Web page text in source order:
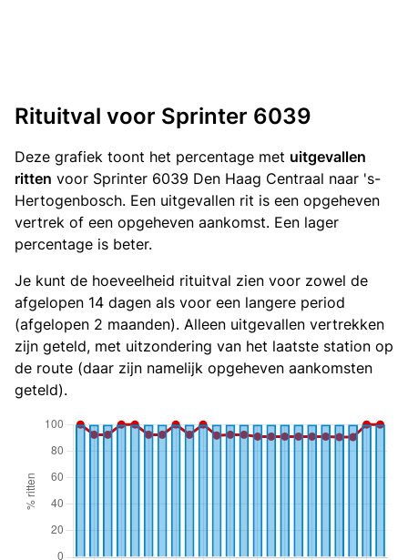
Rituitval voor Sprinter 6039
Deze grafiek toont het percentage met uitgevallen
ritten voor Sprinter 6039 Den Haag Centraal naar 's-
Hertogenbosch. Een uitgevallen rit is een opgeheven
vertrek of een opgeheven aankomst. Een lager
percentage is beter.
Je kunt de hoeveelheid rituitval zien voor zowel de
afgelopen 14 dagen als voor een langere period
(afgelopen 2 maanden). Alleen uitgevallen vertrekken
zijn geteld, met uitzondering van het laatste station op
de route (daar zijn namelijk opgeheven aankomsten
geteld).